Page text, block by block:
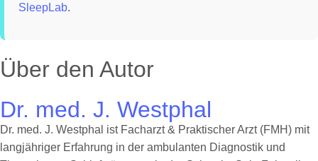
SleepLab.
Über den Autor
Dr. med. J. Westphal
Dr. med. J. Westphal ist Facharzt & Praktischer Arzt (FMH) mit
langjähriger Erfahrung in der ambulanten Diagnostik und